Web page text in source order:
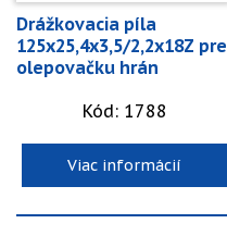
Drážkovacia píla
125x25,4x3,5/2,2x18Z pre
olepovačku hrán
Kód: 1788
Viac informácií